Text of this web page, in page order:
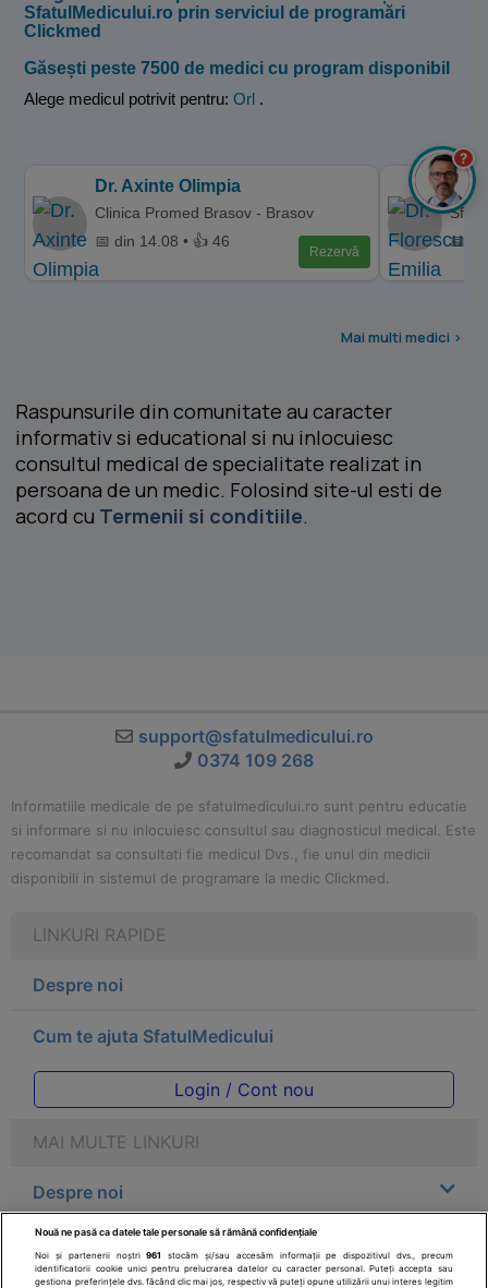
SfatulMedicului.ro prin serviciul de programări
Clickmed
Găsești peste 7500 de medici cu program disponibil
Alege medicul potrivit pentru: Orl .
Dr. Axinte Olimpia
Clinica Promed Brasov - Brasov
📅 din 14.08 • 👍 46
Rezervă
Dr.
📅
Mai multi medici >
Raspunsurile din comunitate au caracter
informativ si educational si nu inlocuiesc
consultul medical de specialitate realizat in
persoana de un medic. Folosind site-ul esti de
acord cu Termenii si conditiile.
support@sfatulmedicului.ro
0374 109 268
Informatiile medicale de pe sfatulmedicului.ro sunt pentru educatie
si informare si nu inlocuiesc consultul sau diagnosticul medical. Este
recomandat sa consultati fie medicul Dvs., fie unul din medicii
disponibili in sistemul de programare la medic Clickmed.
LINKURI RAPIDE
Despre noi
Cum te ajuta SfatulMedicului
Login / Cont nou
MAI MULTE LINKURI
Despre noi
Legal
?
Nouă ne pasă ca datele tale personale să rămână confidențiale
Noi și partenerii noștri961
stocăm și/sau accesăm informații pe dispozitivul dvs., precum
identificatorii cookie unici pentru prelucrarea datelor cu caracter personal. Puteți accepta sau
gestiona preferințele dvs. făcând clic mai jos, respectiv vă puteți opune utilizării unui interes legitim